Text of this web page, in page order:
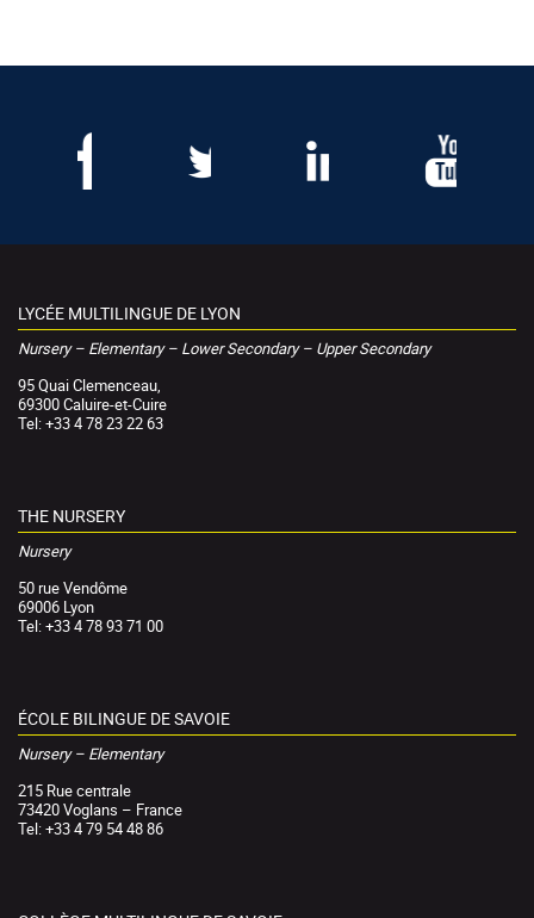
LYCÉE MULTILINGUE DE LYON
Nursery – Elementary – Lower Secondary – Upper Secondary
95 Quai Clemenceau,
69300 Caluire-et-Cuire
Tel: +33 4 78 23 22 63
THE NURSERY
Nursery
50 rue Vendôme
69006 Lyon
Tel: +33 4 78 93 71 00
ÉCOLE BILINGUE DE SAVOIE
Nursery – Elementary
215 Rue centrale
73420 Voglans – France
Tel: +33 4 79 54 48 86